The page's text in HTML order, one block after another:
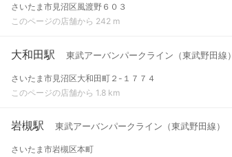
さいたま市見沼区風渡野６０３
このページの店舗から 242 m
大和田駅 東武アーバンパークライン（東武野田線）
さいたま市見沼区大和田町２-１７７４
このページの店舗から 1.8 km
岩槻駅 東武アーバンパークライン（東武野田線）
さいたま市岩槻区本町